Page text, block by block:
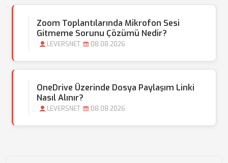
Zoom Toplantılarında Mikrofon Sesi
Gitmeme Sorunu Çözümü Nedir?
LEVERSNET 08.08.2026
OneDrive Üzerinde Dosya Paylaşım Linki
Nasıl Alınır?
LEVERSNET 08.08.2026